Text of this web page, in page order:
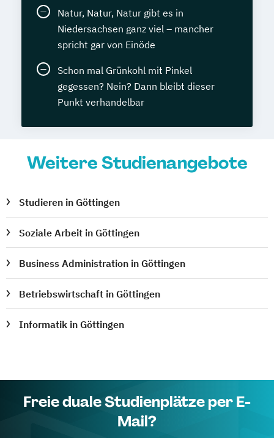
Natur, Natur, Natur gibt es in
Niedersachsen ganz viel – mancher
spricht gar von Einöde
Schon mal Grünkohl mit Pinkel
gegessen? Nein? Dann bleibt dieser
Punkt verhandelbar
Weitere Studienangebote
Studieren in Göttingen
Soziale Arbeit in Göttingen
Business Administration in Göttingen
Betriebswirtschaft in Göttingen
Informatik in Göttingen
Freie duale Studienplätze per E-
Mail?